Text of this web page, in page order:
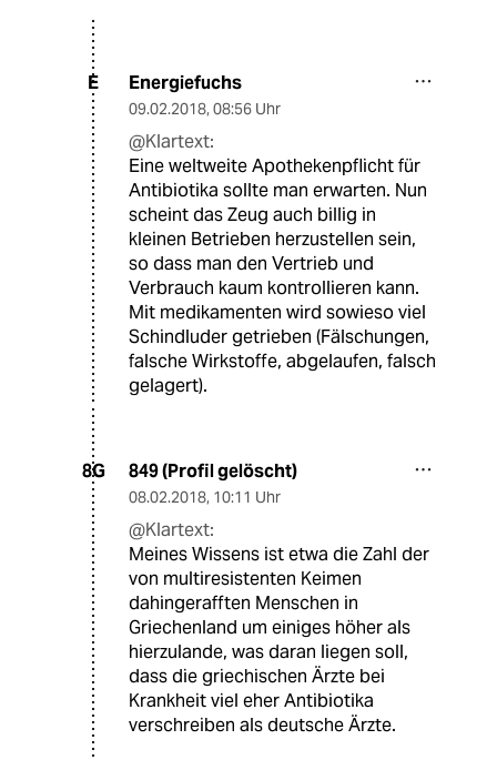
E Energiefuchs
09.02.2018, 08:56 Uhr
@Klartext:
Eine weltweite Apothekenpflicht für
Antibiotika sollte man erwarten. Nun
scheint das Zeug auch billig in
kleinen Betrieben herzustellen sein,
so dass man den Vertrieb und
Verbrauch kaum kontrollieren kann.
Mit medikamenten wird sowieso viel
Schindluder getrieben (Fälschungen,
falsche Wirkstoffe, abgelaufen, falsch
gelagert).
8G 849 (Profil gelöscht)
08.02.2018, 10:11 Uhr
@Klartext:
Meines Wissens ist etwa die Zahl der
von multiresistenten Keimen
dahingerafften Menschen in
Griechenland um einiges höher als
hierzulande, was daran liegen soll,
dass die griechischen Ärzte bei
Krankheit viel eher Antibiotika
verschreiben als deutsche Ärzte.